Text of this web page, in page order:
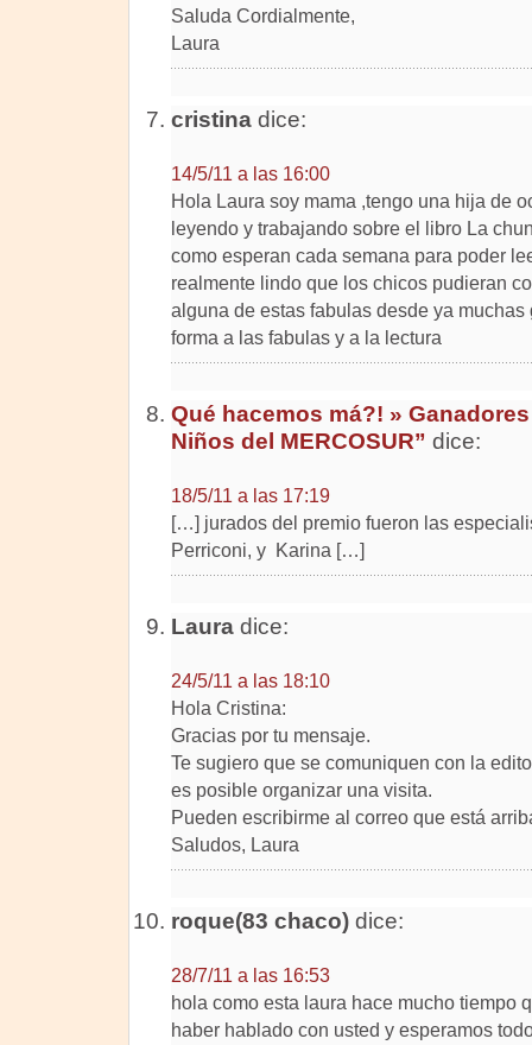
Saluda Cordialmente,
Laura
cristinadice:
14/5/11 a las 16:00
Hola Laura soy mama ,tengo una hija de
leyendo y trabajando sobre el libro La
como esperan cada semana para poder
realmente lindo que los chicos pudieran
alguna de estas fabulas desde ya
forma a las fabulas y a la lectura
Qué hacemos má?! »
Niños del MERCOSUR” dice:
18/5/11 a las 17:19
[…] jurados del premio fueron las
Perriconi, y Karina […]
Lauradice:
24/5/11 a las 18:10
Hola Cristina:
Gracias por tu mensaje.
Te sugiero que se comuniquen con la
es posible organizar una visita.
Pueden escribirme al correo que está
Saludos, Laura
roque(83 chaco)dice:
28/7/11 a las 16:53
hola como esta laura hace mucho tiempo
haber hablado con usted y esperamos